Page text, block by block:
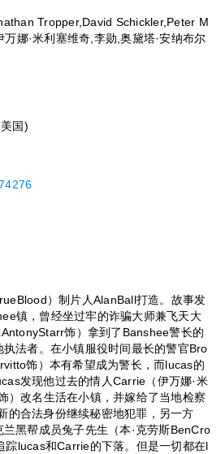
Tropper,David Schickler,Peter M
娜·米利塞维奇,李勋,奥黛塔·安纳布尔
国)
）制片人AlanBall打造。故事发
镇，曾经坐过牢的诈骗大师兼飞天大
饰）拿到了Banshee警长的
法者。在小镇服役时间最长的警官Bro
饰）本有希望成为警长，而lucas的
发现他过去的情人Carrie（伊万娜·米
）改名生活在小镇，并嫁给了当地检察
的合法身份继续秘密地犯罪，另一方
黑帮成员兔子先生（本·克劳斯BenCro
踪lucas和Carrie的下落。但是一切都在l